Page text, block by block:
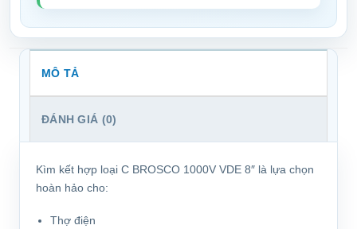
MÔ TẢ
ĐÁNH GIÁ (0)
Kìm kết hợp loại C BROSCO 1000V VDE 8″ là lựa chọn
hoàn hảo cho:
Thợ điện